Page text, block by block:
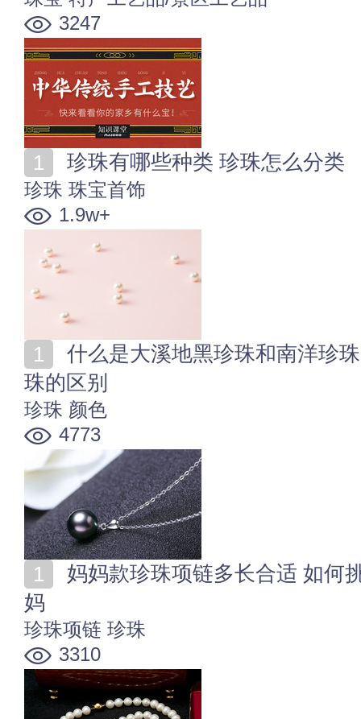
3247
珍珠有哪些种类 珍珠怎么分类
珍珠 珠宝首饰
1.9w+
珠的区别
珍珠 颜色
4773
妈
珍珠项链 珍珠
3310